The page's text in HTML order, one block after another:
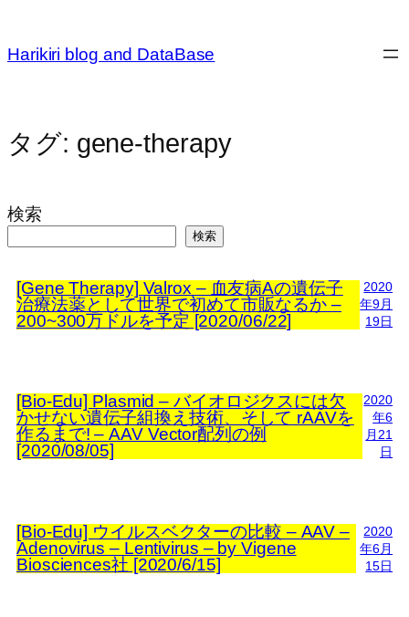
を
ッ
プ
Harikiri blog and DataBase
タグ: gene-therapy
検索
検索
[Gene Therapy] Valrox – 血友病Aの遺伝子
治療法薬として世界で初めて市販なるか –
200~300万ドルを予定 [2020/06/22]
2020
年9月
19日
[Bio-Edu] Plasmid – バイオロジクスには欠
かせない遺伝子組換え技術、そして rAAVを
作るまで! – AAV Vector配列の例
[2020/08/05]
2020
年6
月21
日
[Bio-Edu] ウイルスベクターの比較 – AAV –
Adenovirus – Lentivirus – by Vigene
Biosciences社 [2020/6/15]
2020
年6月
15日